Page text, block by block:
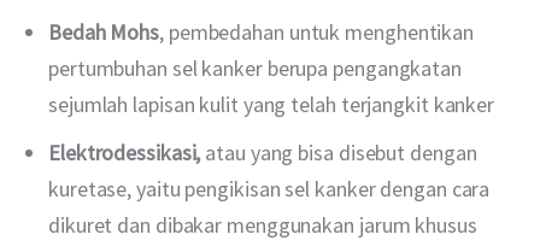
Bedah Mohs, pembedahan untuk menghentikan
pertumbuhan sel kanker berupa pengangkatan
sejumlah lapisan kulit yang telah terjangkit kanker
Elektrodessikasi,atau yang bisa disebut dengan
kuretase, yaitu pengikisan sel kanker dengan cara
dikuret dan dibakar menggunakan jarum khusus